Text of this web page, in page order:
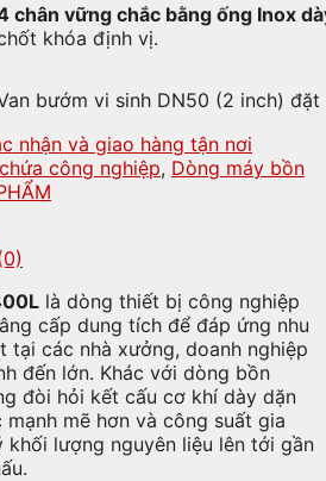
chân vững chắc bằng ống Inox
khóa định vị.
bướm vi sinh DN50 (2 inch)
nhận và giao hàng tận nơi
công nghiệp, Dòng máy bồn
là dòng thiết bị công nghiệp
cấp dung tích để đáp ứng nhu
tại các nhà xưởng, doanh nghiệp
đến lớn. Khác với dòng bồn
đòi hỏi kết cấu cơ khí dày dặn
mẽ hơn và công suất gia
khối lượng nguyên liệu lên tới gần